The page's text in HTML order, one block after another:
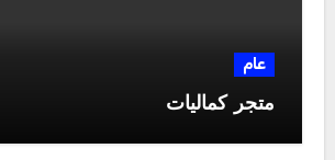
عام
متجر كماليات